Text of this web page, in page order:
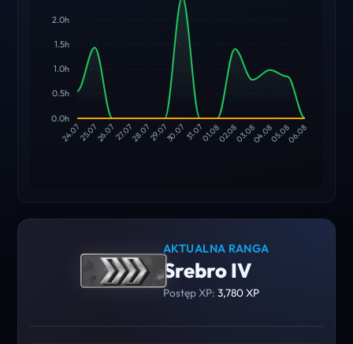
2.0h
1.5h
1.0h
0.5h
0.0h
24.0725.0726.0727.0728.0729.0730.0731.0701.0802.0803.0804.0805.0806.08
AKTUALNA RANGA
Srebro IV
Postęp XP: 3,780 XP